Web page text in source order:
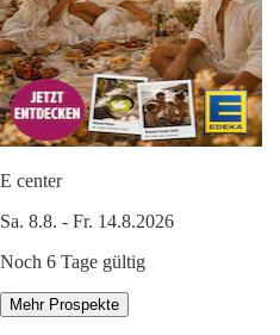
E center
Sa. 8.8. - Fr. 14.8.2026
Noch 6 Tage gültig
Mehr Prospekte